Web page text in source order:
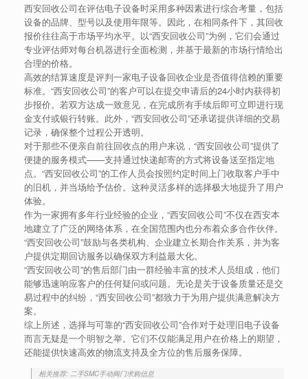
西安回收公司在评估电子设备时采用多种因素进行综合考量，包括
设备的品牌、型号以及使用年限等。因此，在相同条件下，其回收
报价往往高于市场平均水平。以“西安回收公司”为例，它们会通过
专业评估师对每台机器进行全面检测，并基于最新的市场行情给出
合理的价格。
高效的结算速度是评判一家电子设备回收企业是否值得信赖的重要
标准。“西安回收公司”的客户可以在提交申请后的24小时内获得初
步报价。若双方达成一致意见，在完成所有手续后即可立即进行现
金支付或银行转账。此外，“西安回收公司”还承诺提供详细的交易
记录，确保整个过程公开透明。
对于那些不便亲自前往回收点的用户来说，“西安回收公司”提供了
便捷的服务模式——支持通过快递邮寄的方式将设备送至指定地
点。“西安回收公司”的工作人员会按照约定时间上门收取客户手中
的旧机，并当场给予估价。这种灵活多样的选择极大地提升了用户
体验。
作为一家拥有多年行业经验的企业，“西安回收公司”不仅在西安本
地建立了广泛的网络体系，在全国范围内也分布着众多合作伙伴。
“西安回收公司”鼓励与各类机构、企业建立长期合作关系，并为客
户提供定期回访服务以确保双方利益最大化。
“西安回收公司”的售后部门由一群经验丰富的技术人员组成，他们
能够迅速响应客户的任何疑问或问题。无论是关于设备质量还是交
易过程中的纠纷，“西安回收公司”都致力于为用户提供满意解决方
案。
综上所述，选择与可靠的“西安回收公司”合作对于处理旧电子设备
而言无疑是一个明智之举。它们不仅能满足用户在价格上的期望，
还能提供快速高效的物流支持及全方位的售后服务保障。
相关推荐: 二手SMC手动阀门求购信息